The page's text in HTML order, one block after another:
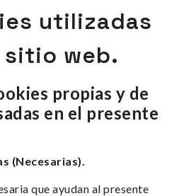
utilizadas
sitio web.
propias y de
en el presente
(Necesarias).
que ayudan al presente